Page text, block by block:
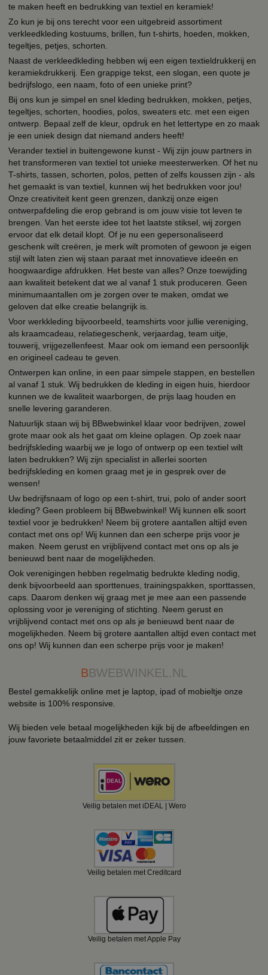
te maken heeft en bedrukking van textiel en keramiek!
Zo kun je bij ons terecht voor een uitgebreid assortiment
verkleedkleding kostuums, brillen, fun t-shirts, hoeden, mokken,
tegeltjes, petjes, schorten.
Naast de verkleedkleding hebben wij een eigen textieldrukkerij en
keramiekdrukkerij. Een grappige tekst, een slogan, een quote je
bedrijfslogo, een naam, foto of een unieke print?
Bij ons kun je simpel en snel kleding bedrukken, mokken, petjes,
tegeltjes, schorten, hoodies, polos, sweaters etc. met een eigen
ontwerp. Bepaal zelf de kleur, opdruk en het lettertype en zo maak
je een uniek design dat niemand anders heeft!
Verander textiel in buitengewone kunst - Wij zijn jouw partners in
het transformeren van textiel tot unieke meesterwerken. Of het nu
T-shirts, tassen, schorten, polos, petten of zelfs koussen zijn - als
het gemaakt is van textiel, kunnen wij het bedrukken voor jou!
Onze creativiteit kent geen grenzen, dankzij onze eigen
ontwerpafdeling die erop gebrand is om jouw visie tot leven te
brengen. Van het eerste idee tot het laatste stiksel, wij zorgen
ervoor dat elk detail klopt. Of je nu een gepersonaliseerd
geschenk wilt creëren, je merk wilt promoten of gewoon je eigen
stijl wilt laten zien wij staan paraat met innovatieve ideeën en
hoogwaardige afdrukken. Het beste van alles? Onze toewijding
aan kwaliteit betekent dat we al vanaf 1 stuk produceren. Geen
minimumaantallen om je zorgen over te maken, omdat we
geloven dat elke creatie belangrijk is.
Voor werkkleding bijvoorbeeld, teamshirts voor jullie vereniging,
als kraamcadeau, relatiegeschenk, verjaardag, team uitje,
touwerij, vrijgezellenfeest. Maar ook om iemand een persoonlijk
en origineel cadeau te geven.
Ontwerpen kan online, in een paar simpele stappen, en bestellen
al vanaf 1 stuk. Wij bedrukken de kleding in eigen huis, hierdoor
kunnen we de kwaliteit waarborgen, de prijs laag houden en
snelle levering garanderen.
Natuurlijk staan wij bij BBwebwinkel klaar voor bedrijven, zowel
grote maar ook als het gaat om kleine oplagen. Op zoek naar
bedrijfskleding waarbij we je logo of ontwerp op een textiel wilt
laten bedrukken? Wij zijn specialist in allerlei soorten
bedrijfskleding en komen graag met je in gesprek over de
wensen!
Uw bedrijfsnaam of logo op een t-shirt, trui, polo of ander soort
kleding? Geen probleem bij BBwebwinkel! Wij kunnen elk soort
textiel voor je bedrukken! Neem bij grotere aantallen altijd even
contact met ons op! Wij kunnen dan een scherpe prijs voor je
maken. Neem gerust en vrijblijvend contact met ons op als je
benieuwd bent naar de mogelijkheden.
Ook verenigingen hebben regelmatig bedrukte kleding nodig,
denk bijvoorbeeld aan sporttenues, trainingspakken, sporttassen,
caps. Daarom denken wij graag met je mee aan een passende
oplossing voor je vereniging of stichting. Neem gerust en
vrijblijvend contact met ons op als je benieuwd bent naar de
mogelijkheden. Neem bij grotere aantallen altijd even contact met
ons op! Wij kunnen dan een scherpe prijs voor je maken!
BBWEBWINKEL.NL
Bestel gemakkelijk online met je laptop, ipad of mobieltje onze
website is 100% responsive.
Wij bieden vele betaal mogelijkheden kijk bij de afbeeldingen en
jouw favoriete betaalmiddel zit er zeker tussen.
Veilig betalen met iDEAL | Wero
Veilig betalen met Creditcard
Veilig betalen met Apple Pay